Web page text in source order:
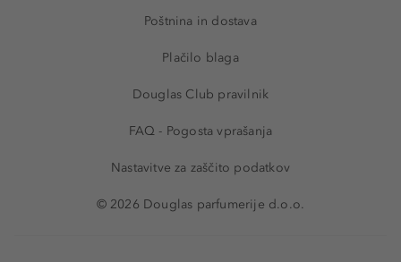
Poštnina in dostava
Plačilo blaga
Douglas Club pravilnik
FAQ - Pogosta vprašanja
Nastavitve za zaščito podatkov
© 2026 Douglas parfumerije d.o.o.